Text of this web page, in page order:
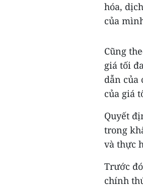
hóa,
của
Cũng
giá tối
dẫn của
của giá
Quyết
trong
và thực
Trước
chính